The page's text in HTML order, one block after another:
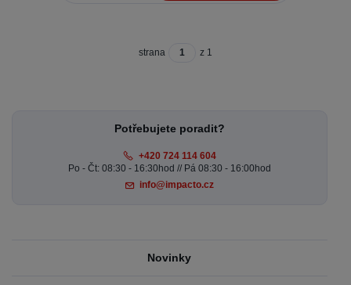
strana z 1
Potřebujete poradit?
+420 724 114 604
Po - Čt: 08:30 - 16:30hod // Pá 08:30 - 16:00hod
info@impacto.cz
Novinky